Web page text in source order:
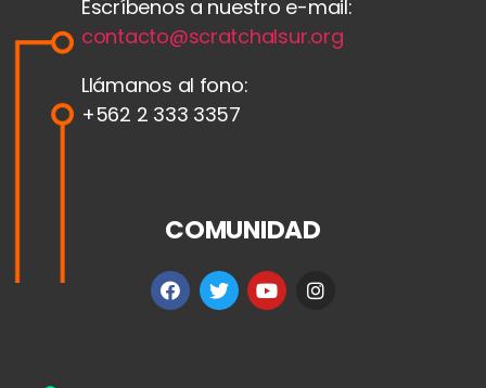
Escríbenos a nuestro e-mail:
contacto@scratchalsur.org
Llámanos al fono:
+562 2 333 3357
COMUNIDAD